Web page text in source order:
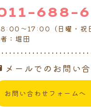
688-
8:00～17:00（日曜・祝
：堀田
メールでのお問い
お問い合わせフォームへ